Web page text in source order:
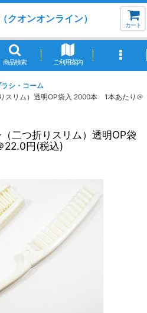
オンオンライン）
カート
商品検索 ご利用案内
シ・コーム
スリム）透明OP袋入 2000本 1本あたり＠
二つ折りスリム）透明OP袋
円(税込)